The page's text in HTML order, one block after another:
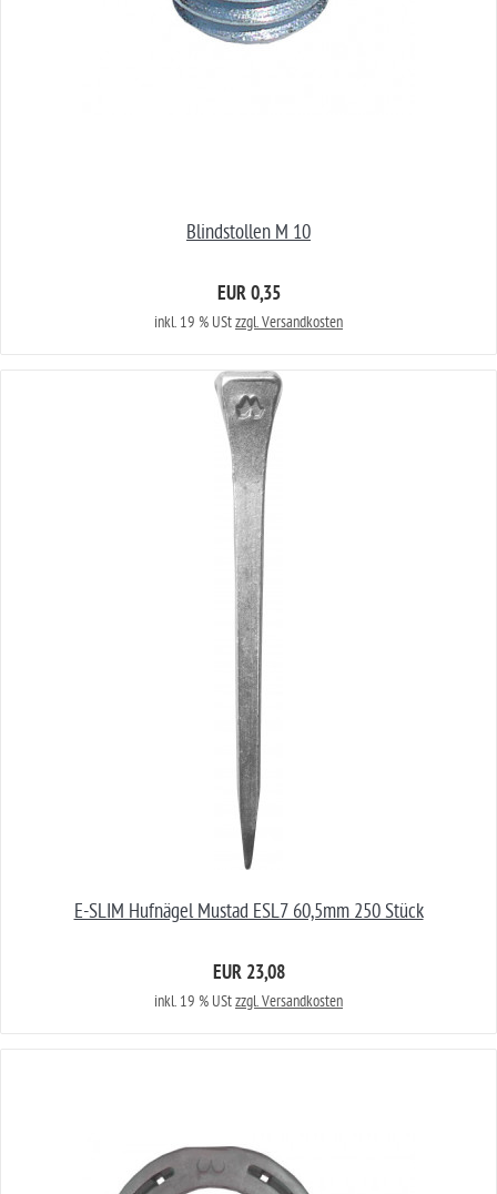
Blindstollen M 10
EUR 0,35
inkl. 19 % UStzzgl. Versandkosten
E-SLIM Hufnägel Mustad ESL7 60,5mm 250 Stück
EUR 23,08
inkl. 19 % UStzzgl. Versandkosten